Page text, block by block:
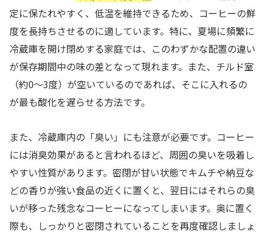
定に保たれやすく、低温を維持できるため、コーヒーの鮮
度を長持ちさせるのに適しています。特に、夏場に頻繁に
冷蔵庫を開け閉めする家庭では、このわずかな配置の違い
が保存期間中の味の差となって現れます。また、チルド室
（約0〜3度）が空いているのであれば、そこに入れるの
が最も酸化を遅らせる方法です。
また、冷蔵庫内の「臭い」にも注意が必要です。コーヒー
には消臭効果があると言われるほど、周囲の臭いを吸着し
やすい性質があります。密閉が甘い状態でキムチや納豆な
どの香りが強い食品の近くに置くと、翌日にはそれらの臭
いが移った残念なコーヒーになってしまいます。奥に置く
際も、しっかりと密閉されていることを再度確認しましょ